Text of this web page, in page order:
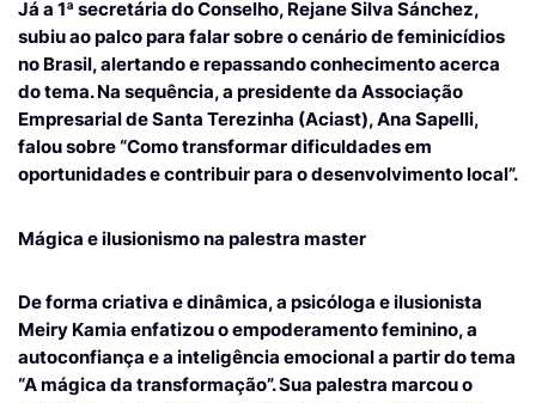
Já a 1ª secretária do Conselho, Rejane Silva Sánchez,
subiu ao palco para falar sobre o cenário de feminicídios
no Brasil, alertando e repassando conhecimento acerca
do tema. Na sequência, a presidente da Associação
Empresarial de Santa Terezinha (Aciast), Ana Sapelli,
falou sobre “Como transformar dificuldades em
oportunidades e contribuir para o desenvolvimento local”.
Mágica e ilusionismo na palestra master
De forma criativa e dinâmica, a psicóloga e ilusionista
Meiry Kamia enfatizou o empoderamento feminino, a
autoconfiança e a inteligência emocional a partir do tema
“A mágica da transformação”. Sua palestra marcou o